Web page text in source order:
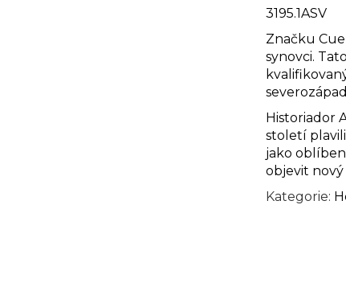
3195.1ASV
Značku
synovci.
Historiador
století
jako
objevit nový
Kategorie: